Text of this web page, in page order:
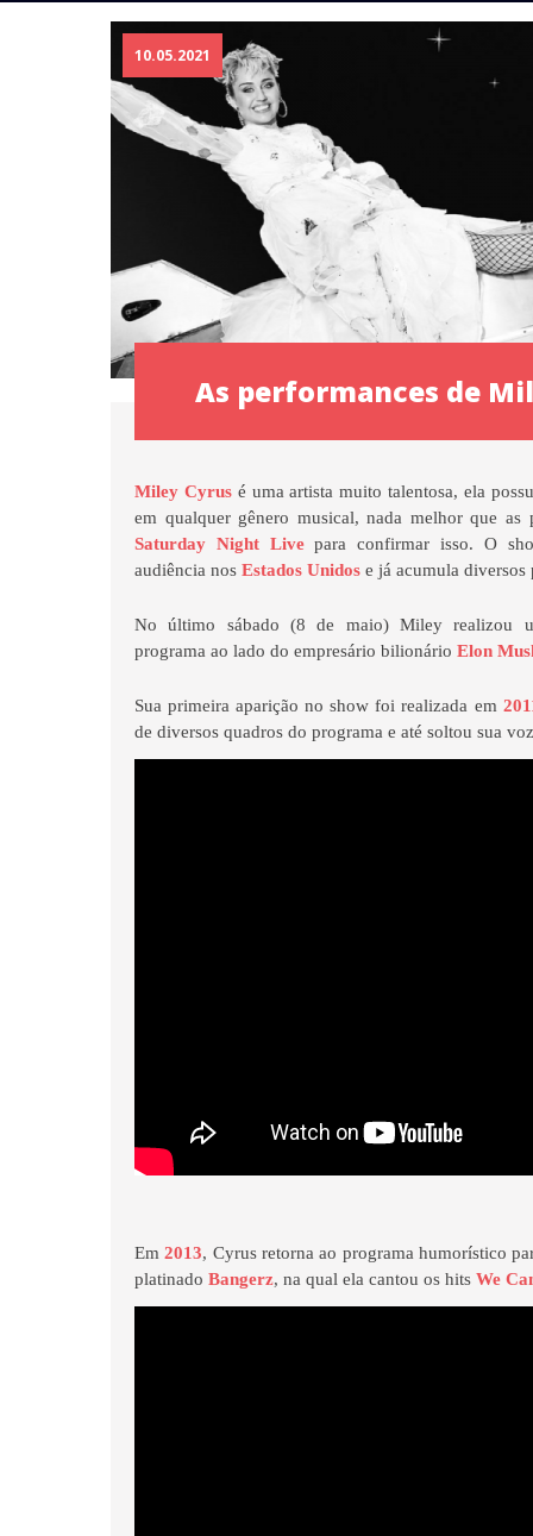
10.05.2021
As performances de
Miley Cyrusé uma artista muito talentosa, ela
em qualquer gênero musical, nada melhor que as
Saturday Night Livepara confirmar isso. O
audiência nosEstados Unidos e já acumula
No último sábado (8 de maio) Miley realizou
programa ao lado do empresário bilionárioElon
Sua primeira aparição no show foi realizada em
de diversos quadros do programa e até soltou sua
Em2013, Cyrus retorna ao programa humorístico
platinadoBangerz, na qual ela cantou os hitsWe